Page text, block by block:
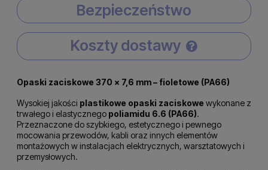
Bezpieczeństwo
Koszty dostawy
Cena nie zawiera ewentualnych kosztów płatności
Opaski zaciskowe 370 × 7,6 mm – fioletowe (PA66)
Wysokiej jakości plastikowe opaski zaciskowe wykonane z
trwałego i elastycznego poliamidu 6.6 (PA66).
Przeznaczone do szybkiego, estetycznego i pewnego
mocowania przewodów, kabli oraz innych elementów
montażowych w instalacjach elektrycznych, warsztatowych i
przemysłowych.